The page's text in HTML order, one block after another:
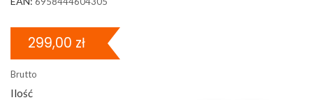
299,00 zł
Brutto
Ilość